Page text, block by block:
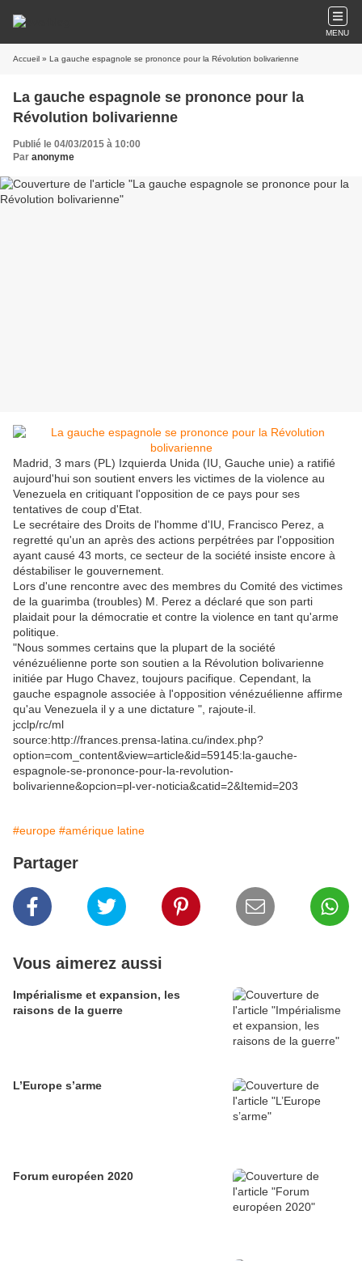
MENU
Accueil » La gauche espagnole se prononce pour la Révolution bolivarienne
La gauche espagnole se prononce pour la
Révolution bolivarienne
Publié le 04/03/2015 à 10:00
Par anonyme
Madrid, 3 mars (PL) Izquierda Unida (IU, Gauche unie) a ratifié
aujourd'hui son soutient envers les victimes de la violence au
Venezuela en critiquant l'opposition de ce pays pour ses
tentatives de coup d'Etat.
Le secrétaire des Droits de l'homme d'IU, Francisco Perez, a
regretté qu'un an après des actions perpétrées par l'opposition
ayant causé 43 morts, ce secteur de la société insiste encore à
déstabiliser le gouvernement.
Lors d'une rencontre avec des membres du Comité des victimes
de la guarimba (troubles) M. Perez a déclaré que son parti
plaidait pour la démocratie et contre la violence en tant qu'arme
politique.
"Nous sommes certains que la plupart de la société
vénézuélienne porte son soutien a la Révolution bolivarienne
initiée par Hugo Chavez, toujours pacifique. Cependant, la
gauche espagnole associée à l'opposition vénézuélienne affirme
qu'au Venezuela il y a une dictature ", rajoute-il.
jcclp/rc/ml
source:http://frances.prensa-latina.cu/index.php?
option=com_content&view=article&id=59145:la-gauche-
espagnole-se-prononce-pour-la-revolution-
bolivarienne&opcion=pl-ver-noticia&catid=2&Itemid=203
#europe #amérique latine
Partager
Vous aimerez aussi
Impérialisme et expansion, les
raisons de la guerre
L’Europe s’arme
Forum européen 2020